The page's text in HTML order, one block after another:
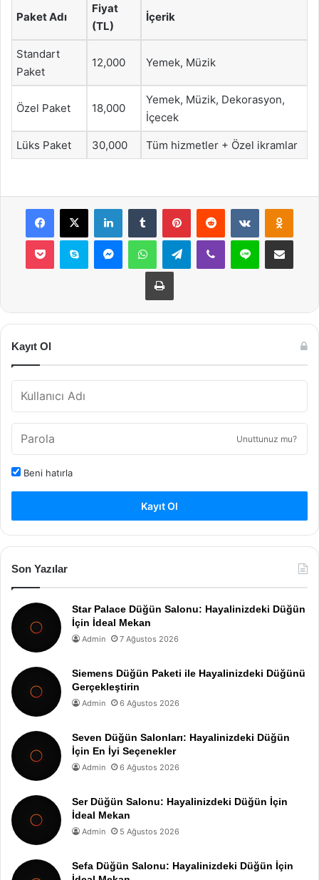
Paket Adı
Fiyat
(TL)
İçerik
Standart
Paket
12,000 Yemek, Müzik
Özel Paket 18,000
Yemek, Müzik, Dekorasyon,
İçecek
Lüks Paket 30,000 Tüm hizmetler + Özel ikramlar
Facebook
X LinkedInTumblr PinterestReddit VKontakte
Pocket Skype MessengerWhatsAppTelegramViber Line E-Posta ile
Yazdır
Kayıt Ol
Unuttunuz mu?
Beni hatırla
Kayıt Ol
Son Yazılar
Star Palace Düğün Salonu: Hayalinizdeki Düğün
İçin İdeal Mekan
Admin 7 Ağustos 2026
Siemens Düğün Paketi ile Hayalinizdeki Düğünü
Gerçekleştirin
Admin 6 Ağustos 2026
Seven Düğün Salonları: Hayalinizdeki Düğün
İçin En İyi Seçenekler
Admin 6 Ağustos 2026
Ser Düğün Salonu: Hayalinizdeki Düğün İçin
İdeal Mekan
Admin 5 Ağustos 2026
Sefa Düğün Salonu: Hayalinizdeki Düğün İçin